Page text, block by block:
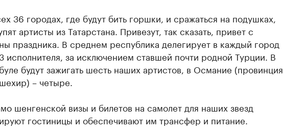
36 городах, где будут бить горшки, и сражаться на подушках,
артисты из Татарстана. Привезут, так сказать, привет с
праздника. В среднем республика делегирует в каждый город
исполнителя, за исключением ставшей почти родной Турции. В
будут зажигать шесть наших артистов, в Османие (провинция
– четыре.
шенгенской визы и билетов на самолет для наших звезд
гостиницы и обеспечивают им трансфер и питание.